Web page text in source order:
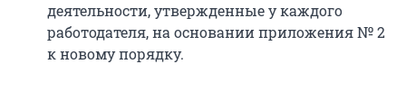
деятельности, утвержденные у каждого
работодателя, на основании приложения № 2
к новому порядку.